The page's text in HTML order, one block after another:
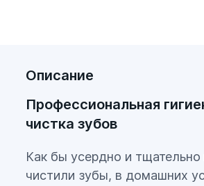
Описание
Профессиональная
чистка зубов
Как бы усердно и
чистили зубы, в домашних